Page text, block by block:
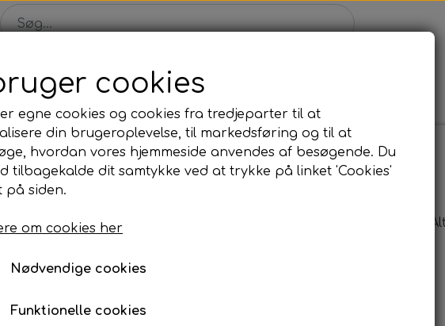
Shop Solgte malerier Konkurrence
for hurtigst og mest effektiv håndtering af din returvare.
cookies
egne cookies og cookies fra tredjeparter til at
din brugeroplevelse, til markedsføring og til at
hvordan vores hjemmeside anvendes af besøgende. Du
tilbagekalde dit samtykke ved at trykke på linket 'Cookies'
på siden.
om cookies her
Nødvendige cookies
Funktionelle cookies